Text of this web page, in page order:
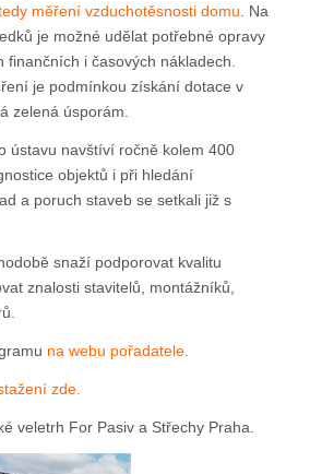
měření vzduchotěsnosti domu . Na
je možné udělat potřebné opravy
finančních i časových nákladech.
je podmínkou získání dotace v
zelená úsporám.
ústavu navštíví ročně kolem 400
objektů i při hledání
a poruch staveb se setkali již s
snaží podporovat kvalitu
znalosti stavitelů, montážníků,
na webu pořadatele.
zde.
veletrh For Pasiv a Střechy Praha.